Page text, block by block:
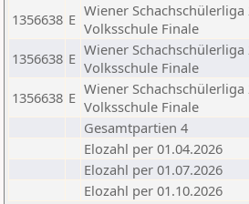
1356638 E Wiener Schachschülerliga
Volksschule Finale
1356638 E Wiener Schachschülerliga
Volksschule Finale
1356638 E Wiener Schachschülerliga
Volksschule Finale
Gesamtpartien 4
Elozahl per 01.04.2026
Elozahl per 01.07.2026
Elozahl per 01.10.2026